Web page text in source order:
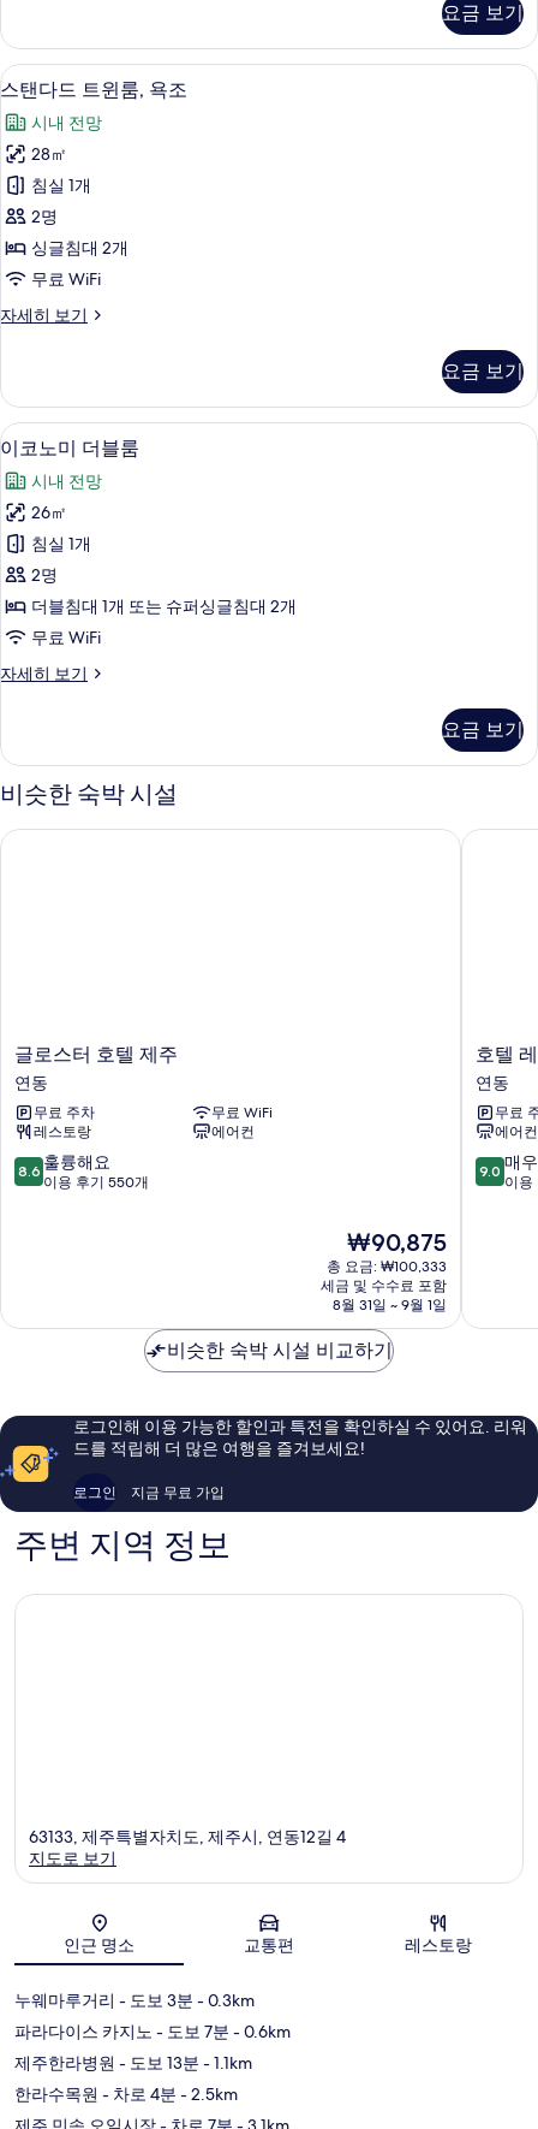
진
모
두
보
기
더
블
룸,
조
자
세
히
보
기
요금 보기
스
탠
다
드
트
윈
룸,
조
진
모
두
보
기
고급 침구, 객실 내 금고, 책상, 암막 커튼
4
스탠다드 트윈룸, 욕조
시내 전망
28㎡
침실 1개
2명
싱글침대 2개
무료 WiFi
자세히 보기
스
트
윈
룸,
욕
조
자
세
히
보
기
요금 보기
이
코
노
미
더
블
룸
진
두
보
기
이코노미 더블룸 | 고급 침구, 객실 내
3
이코노미 더블룸
시내 전망
26㎡
침실 1개
2명
더블침대 1개 또는 슈퍼싱글침대 2개
무료 WiFi
자세히 보기
이
더
블
룸
세
요금 보기
비슷한 숙박 시설
글
로
스
터
호
텔
제
글로스터 호텔 제주
연동
무료 주차
무료 WiFi
레스토랑
에어컨
10
점
륭
용
후
기
550
개
8.6 훌륭해요
이용 후기 550개
현
재
요
금
₩90,875
₩90,875
총 요금: ₩100,333
세금 및 수수료 포함
8월 31일 ~ 9월 1일
글로스터 호텔 제주
호
텔
레
오
연
동
호텔
연동
무료
에어컨
10
점
우
요,
9.0 매
이용
호텔 레
비슷한 숙박 시설 비교하기
로그인해 이용 가능한 할인과 특전을 확인하실 수 있어요. 리워
드를 적립해 더 많은 여행을 즐겨보세요!
로그인 지금 무료 가입
주변 지역 정보
지도
63133, 제주특별자치도, 제주시, 연동12길 4
지도로 보기
인근 명소 교통편 레스토랑
누웨마루거리 - 도보 3분 - 0.3km
파라다이스 카지노 - 도보 7분 - 0.6km
제주한라병원 - 도보 13분 - 1.1km
한라수목원 - 차로 4분 - 2.5km